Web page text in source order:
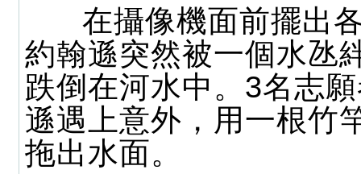
在攝像機面前擺出
約翰遜突然被一個水氹
跌倒在河水中。3名志
遜遇上意外，用一根竹
拖出水面。